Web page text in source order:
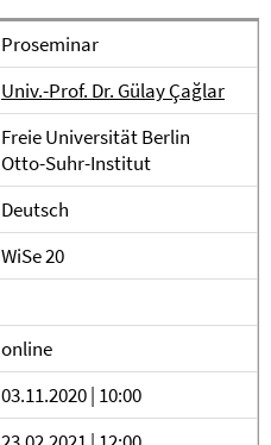
Proseminar
Univ.-Prof. Dr. Gülay Çağlar
Freie Universität Berlin
Otto-Suhr-Institut
Deutsch
WiSe 20
online
03.11.2020 | 10:00